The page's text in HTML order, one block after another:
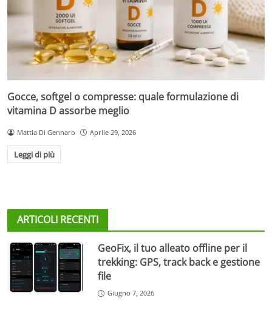
Gocce, softgel o compresse: quale formulazione di
vitamina D assorbe meglio
Mattia Di Gennaro Aprile 29, 2026
Leggi di più
ARTICOLI RECENTI
GeoFix, il tuo alleato offline per il
trekking: GPS, track back e gestione
file
Giugno 7, 2026